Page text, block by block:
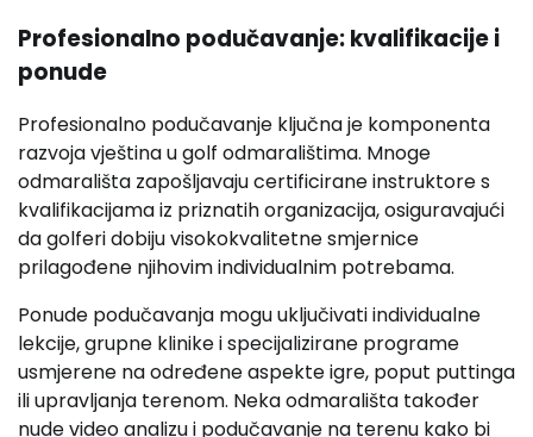
Profesionalno podučavanje: kvalifikacije i
ponude
Profesionalno podučavanje ključna je komponenta
razvoja vještina u golf odmaralištima. Mnoge
odmarališta zapošljavaju certificirane instruktore s
kvalifikacijama iz priznatih organizacija, osiguravajući
da golferi dobiju visokokvalitetne smjernice
prilagođene njihovim individualnim potrebama.
Ponude podučavanja mogu uključivati individualne
lekcije, grupne klinike i specijalizirane programe
usmjerene na određene aspekte igre, poput puttinga
ili upravljanja terenom. Neka odmarališta također
nude video analizu i podučavanje na terenu kako bi